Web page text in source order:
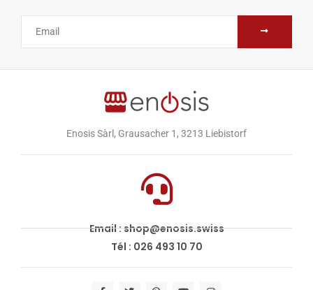
Enosis Sàrl, Grausacher 1, 3213 Liebistorf
Email : shop@enosis.swiss
Tél : 026 493 10 70